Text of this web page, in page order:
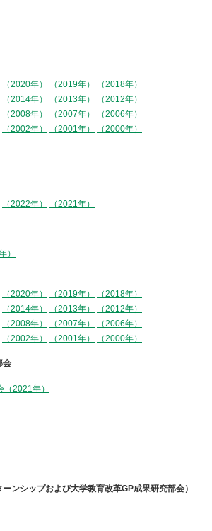
（2020年） （2019年）
（2018年）
（2014年） （2013年）
（2012年）
（2008年） （2007年）
（2006年）
（2002年） （2001年） （2000年）
（2022年） （2021年）
）
（2020年） （2019年）
（2018年）
（2014年） （2013年）
（2012年）
（2008年） （2007年）
（2006年）
（2002年） （2001年） （2000年）
部会
2021年）
ンシップおよび大学教育改革GP成果研究部会）